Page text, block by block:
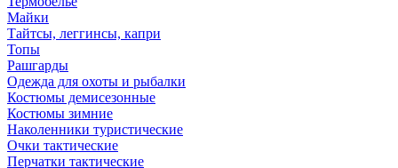
Майки
Тайтсы, леггинсы, капри
Топы
Рашгарды
Одежда для охоты и рыбалки
Костюмы демисезонные
Костюмы зимние
Наколенники туристические
Очки тактические
Перчатки тактические